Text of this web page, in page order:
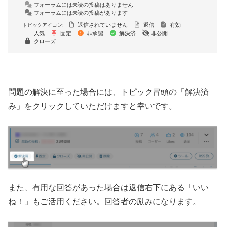
フォーラムには未読の投稿はありません
フォーラムには未読の投稿があります
トピックアイコン: 返信されていません 返信
有効
人気
固定 非承認 解決済
非公開
クローズ
問題の解決に至った場合には、トピック冒頭の「解決済
み」をクリックしていただけますと幸いです。
また、有用な回答があった場合は返信右下にある「いい
ね！」もご活用ください。回答者の励みになります。